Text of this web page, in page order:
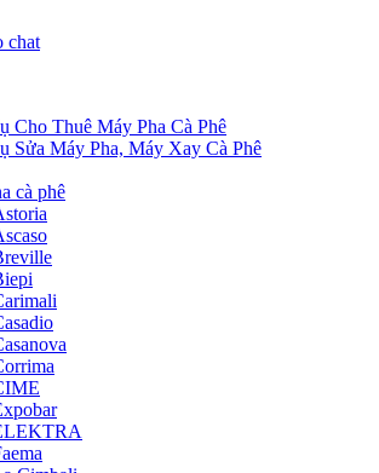
Cho Thuê Máy Pha Cà Phê
Sửa Máy Pha, Máy Xay Cà Phê
cà phê